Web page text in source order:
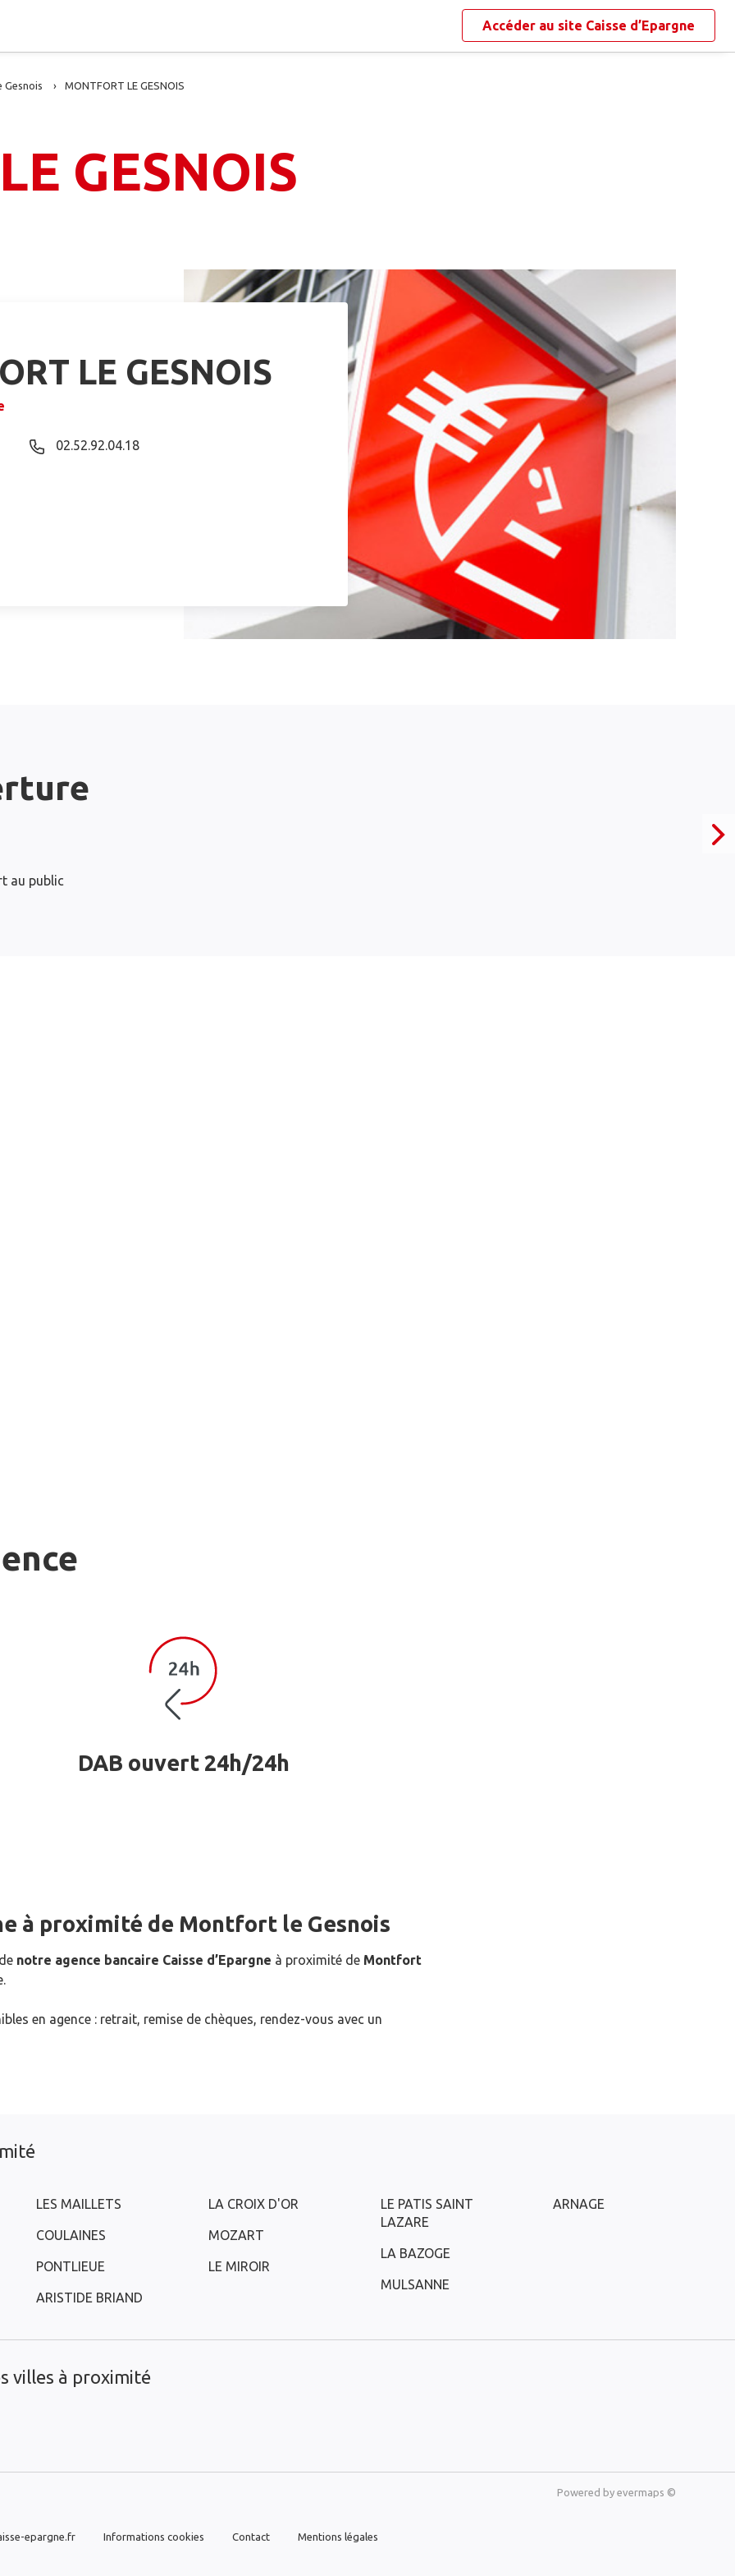
Accéder au site Caisse d’Epargne
MONTFORT LE GESNOIS
GESNOIS
LE GESNOIS
02.52.92.04.18
au public
DAB ouvert 24h/24h
à proximité de Montfort le Gesnois
notre agence bancaire Caisse d’Epargne à proximité de Montfort
en agence : retrait, remise de chèques, rendez-vous avec un
LES MAILLETS
COULAINES
PONTLIEUE
ARISTIDE BRIAND
LA CROIX D'OR
MOZART
LE MIROIR
LE PATIS SAINT
LAZARE
LA BAZOGE
MULSANNE
ARNAGE
villes à proximité
Powered by evermaps ©
epargne.fr Informations cookies Contact Mentions légales